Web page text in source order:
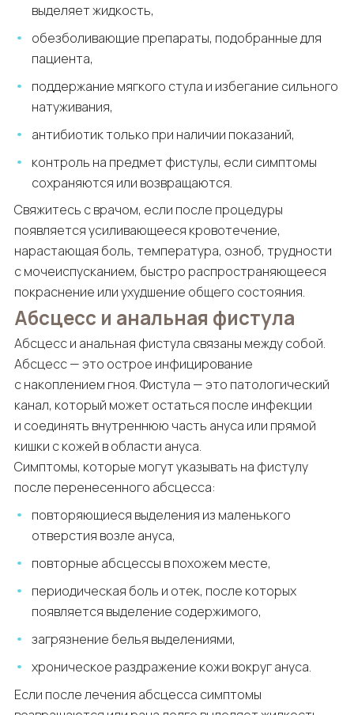
выделяет жидкость,
обезболивающие препараты, подобранные для
пациента,
поддержание мягкого стула и избегание сильного
натуживания,
антибиотик только при наличии показаний,
контроль на предмет фистулы, если симптомы
сохраняются или возвращаются.
Свяжитесь с врачом, если после процедуры
появляется усиливающееся кровотечение,
нарастающая боль, температура, озноб, трудности
с мочеиспусканием, быстро распространяющееся
покраснение или ухудшение общего состояния.
Абсцесс и анальная фистула
Абсцесс и анальная фистула связаны между собой.
Абсцесс — это острое инфицирование
с накоплением гноя. Фистула — это патологический
канал, который может остаться после инфекции
и соединять внутреннюю часть ануса или прямой
кишки с кожей в области ануса.
Симптомы, которые могут указывать на фистулу
после перенесенного абсцесса:
повторяющиеся выделения из маленького
отверстия возле ануса,
повторные абсцессы в похожем месте,
периодическая боль и отек, после которых
появляется выделение содержимого,
загрязнение белья выделениями,
хроническое раздражение кожи вокруг ануса.
Если после лечения абсцесса симптомы